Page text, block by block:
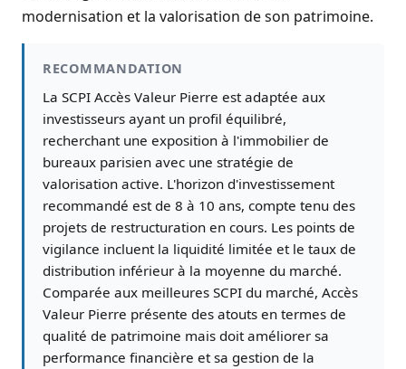
modernisation et la valorisation de son patrimoine.
RECOMMANDATION
La SCPI Accès Valeur Pierre est adaptée aux
investisseurs ayant un profil équilibré,
recherchant une exposition à l'immobilier de
bureaux parisien avec une stratégie de
valorisation active. L'horizon d'investissement
recommandé est de 8 à 10 ans, compte tenu des
projets de restructuration en cours. Les points de
vigilance incluent la liquidité limitée et le taux de
distribution inférieur à la moyenne du marché.
Comparée aux meilleures SCPI du marché, Accès
Valeur Pierre présente des atouts en termes de
qualité de patrimoine mais doit améliorer sa
performance financière et sa gestion de la